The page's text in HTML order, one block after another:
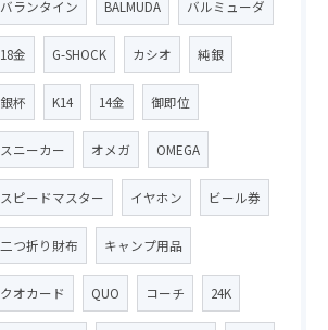
バランタイン BALMUDA バルミューダ
18金 G-SHOCK カシオ 純銀
銀杯 K14 14金 御即位
スニーカー オメガ OMEGA
スピードマスター イヤホン ビール券
二つ折り財布 キャンプ用品
クオカード QUO コーチ 24K